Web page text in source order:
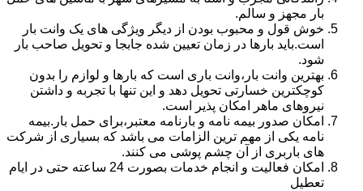
بار مجهز و سالم.
خوش قول و محبوب بودن از دیگر ویژگی های یک وانت بار
است.باید بارها در زمان تعیین شده جابجا و تحویل صاحب بار
شود.
بهترین وانت بار،وانت باری است که بارها و لوازم را بدون
کوچکترین خسارتی تحویل دهد و این تنها با تجربه و داشتن
نیروهای ماهر امکان پذیر است.
امکان صدور بیمه نامه و بارنامه معتبر،برای حمل بار.بیمه
نامه یکی از مهم ترین الزامات می باشد که بسیاری از شرکت
های باربری از آن چشم پوشی می کنند.
امکان فعالیت و انجام خدمات بصورت 24 ساعته حتی در ایام
تعطیل